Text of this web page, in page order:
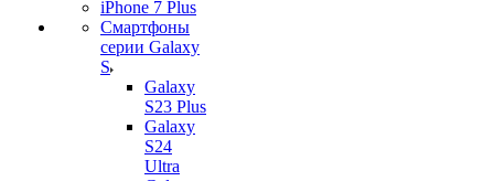
iPhone 7 Plus
Смартфоны
серии Galaxy
S
Galaxy
S23 Plus
Galaxy
S24
Ultra